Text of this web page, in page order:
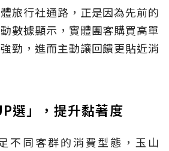
旅行社通路，正是因為先前的
數據顯示，實體團客購買高單
勁，進而主動讓回饋更貼近消
選」，提升黏著度
不同客群的消費型態，玉山